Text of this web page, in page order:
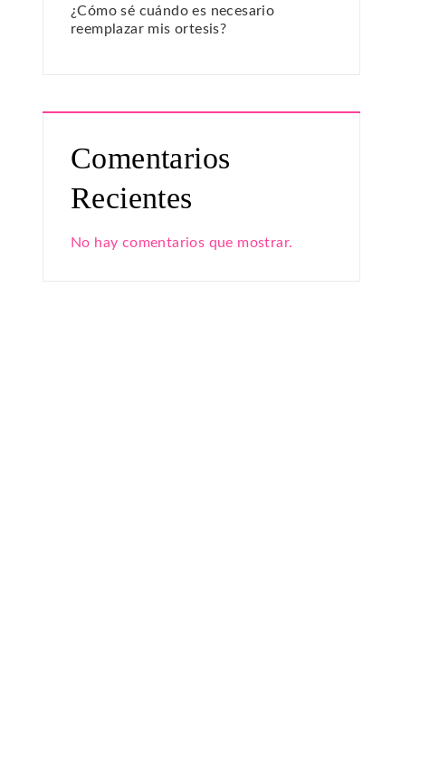
¿Cómo sé cuándo es necesario
reemplazar mis ortesis?
Comentarios
Recientes
No hay comentarios que mostrar.